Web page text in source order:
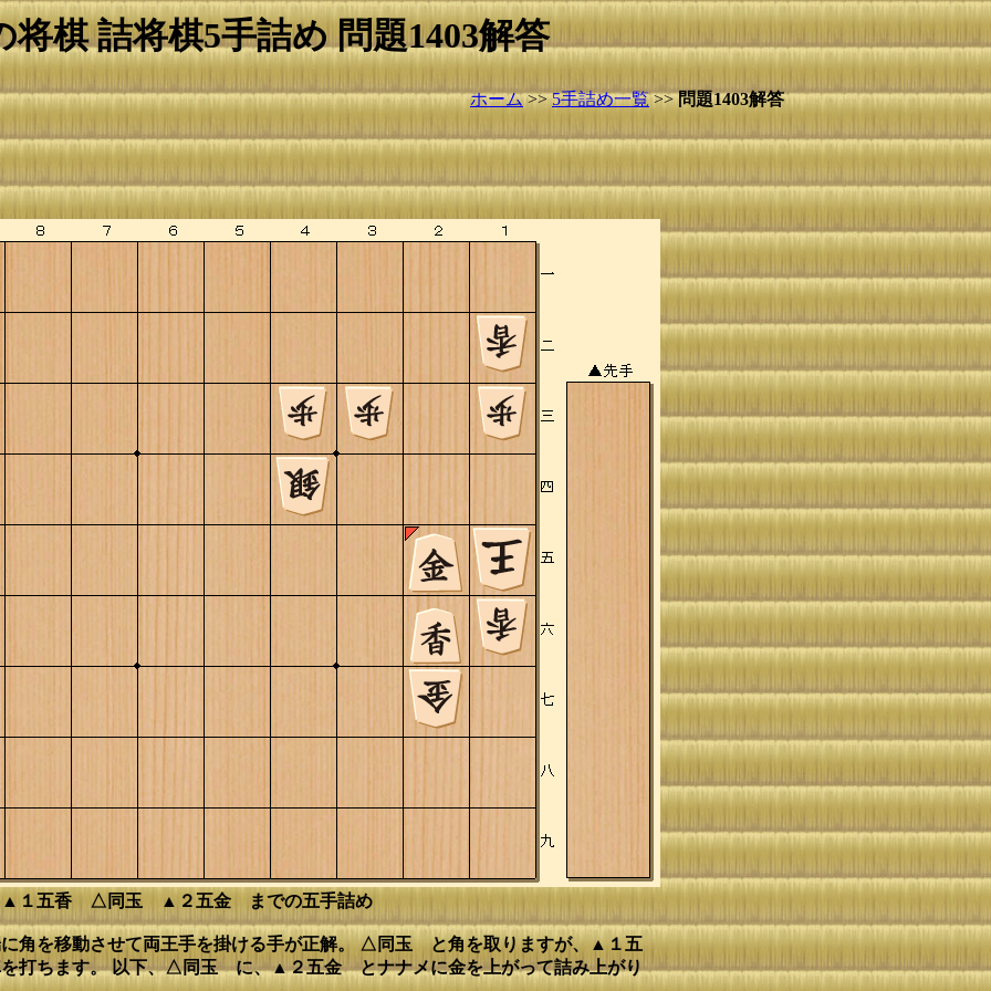
将棋 詰将棋5手詰め 問題1403解答
ホーム>>5手詰め一覧>>問題1403解答
五香 △同玉 ▲２五金 までの五手詰め
角を移動させて両王手を掛ける手が正解。 △同玉 と角を取りますが、▲１五
打ちます。 以下、△同玉 に、▲２五金 とナナメに金を上がって詰み上がり